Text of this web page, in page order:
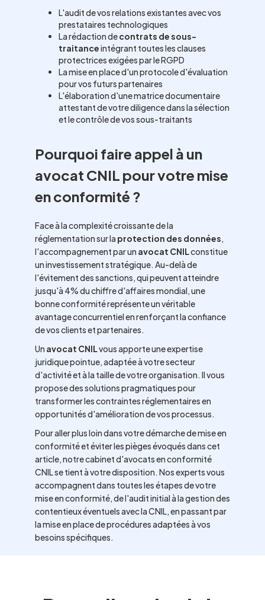
L'audit de vos relations existantes avec vos
prestataires technologiques
La rédaction decontrats de sous-
traitanceintégrant toutes les clauses
protectrices exigées par le RGPD
La mise en place d'un protocole d'évaluation
pour vos futurs partenaires
L'élaboration d'une matrice documentaire
attestant de votre diligence dans la sélection
et le contrôle de vos sous-traitants
Pourquoi faire appel à un
avocat CNIL pour votre mise
en conformité ?
Face à la complexité croissante de la
réglementation sur la protection des données,
l'accompagnement par un avocat CNILconstitue
un investissement stratégique. Au-delà de
l'évitement des sanctions, qui peuvent atteindre
jusqu'à 4% du chiffre d'affaires mondial, une
bonne conformité représente un véritable
avantage concurrentiel en renforçant la confiance
de vos clients et partenaires.
Un avocat CNILvous apporte une expertise
juridique pointue, adaptée à votre secteur
d'activité et à la taille de votre organisation. Il vous
propose des solutions pragmatiques pour
transformer les contraintes réglementaires en
opportunités d'amélioration de vos processus.
Pour aller plus loin dans votre démarche de mise en
conformité et éviter les pièges évoqués dans cet
article, notre cabinet d'avocats en conformité
CNIL se tient à votre disposition. Nos experts vous
accompagnent dans toutes les étapes de votre
mise en conformité, de l'audit initial à la gestion des
contentieux éventuels avec la CNIL, en passant par
la mise en place de procédures adaptées à vos
besoins spécifiques.